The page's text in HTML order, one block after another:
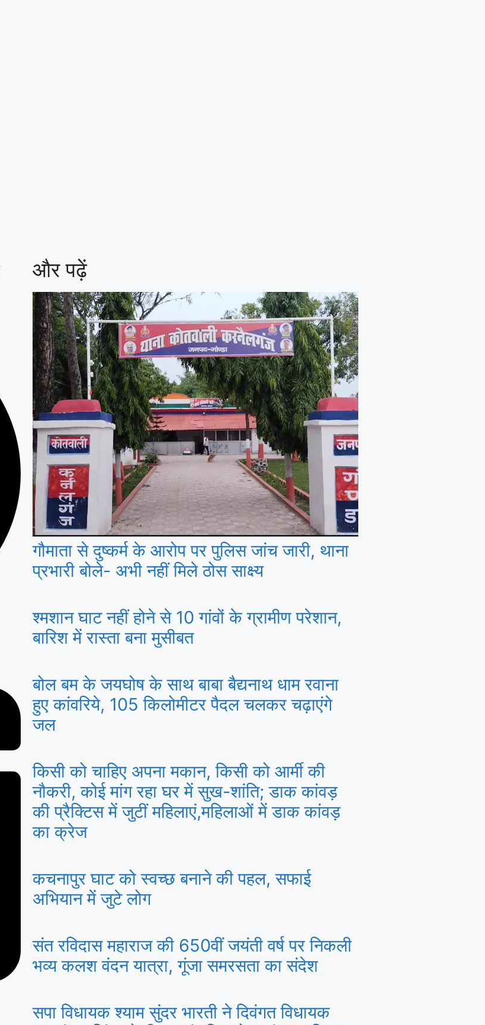
और पढ़ें
गौमाता से दुष्कर्म के आरोप पर पुलिस जांच जारी, थाना
प्रभारी बोले- अभी नहीं मिले ठोस साक्ष्य
श्मशान घाट नहीं होने से 10 गांवों के ग्रामीण परेशान,
बारिश में रास्ता बना मुसीबत
बोल बम के जयघोष के साथ बाबा बैद्यनाथ धाम रवाना
हुए कांवरिये, 105 किलोमीटर पैदल चलकर चढ़ाएंगे
जल
किसी को चाहिए अपना मकान, किसी को आर्मी की
नौकरी, कोई मांग रहा घर में सुख-शांति; डाक कांवड़
की प्रैक्टिस में जुटीं महिलाएं,महिलाओं में डाक कांवड़
का क्रेज
कचनापुर घाट को स्वच्छ बनाने की पहल, सफाई
अभियान में जुटे लोग
संत रविदास महाराज की 650वीं जयंती वर्ष पर निकली
भव्य कलश वंदन यात्रा, गूंजा समरसता का संदेश
सपा विधायक श्याम सुंदर भारती ने दिवंगत विधायक